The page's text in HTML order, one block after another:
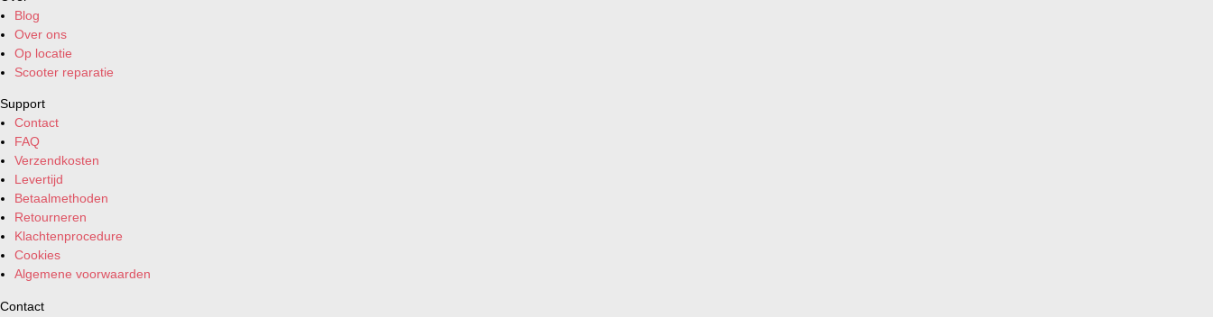
Blog
Over ons
Op locatie
Scooter reparatie
Support
Contact
FAQ
Verzendkosten
Levertijd
Betaalmethoden
Retourneren
Klachtenprocedure
Cookies
Algemene voorwaarden
Contact